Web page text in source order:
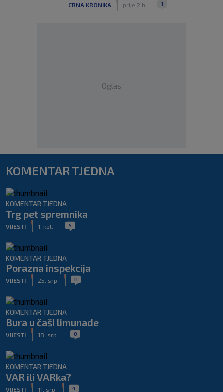
CRNA KRONIKA prije 2 h 1
Oglas
KOMENTAR TJEDNA
KOMENTAR TJEDNA
Trg pet spremnika
VIJESTI 1. kol. 5
KOMENTAR TJEDNA
Porazna inspekcija
VIJESTI 25. srp. 11
KOMENTAR TJEDNA
Bura u čaši limunade
VIJESTI 18. srp. 0
KOMENTAR TJEDNA
VAR ili VARka?
VIJESTI 11. srp. 4